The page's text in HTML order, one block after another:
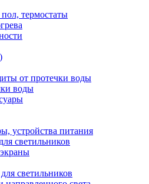
термостаты
от протечки воды
воды
устройства питания
светильников
светильников